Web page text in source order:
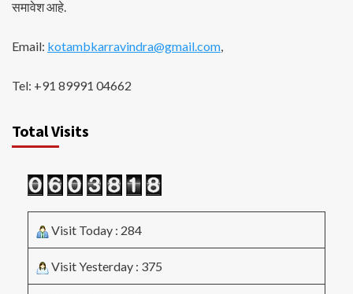
समावेश आहे.
Email: kotambkarravindra@gmail.com
Tel: +91 89991 04662
Total Visits
Visit Today : 284
Visit Yesterday : 375